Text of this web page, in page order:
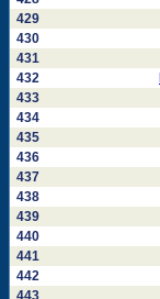
429
430
431
432
433
434
435
436
437
438
439
440
441
442
443